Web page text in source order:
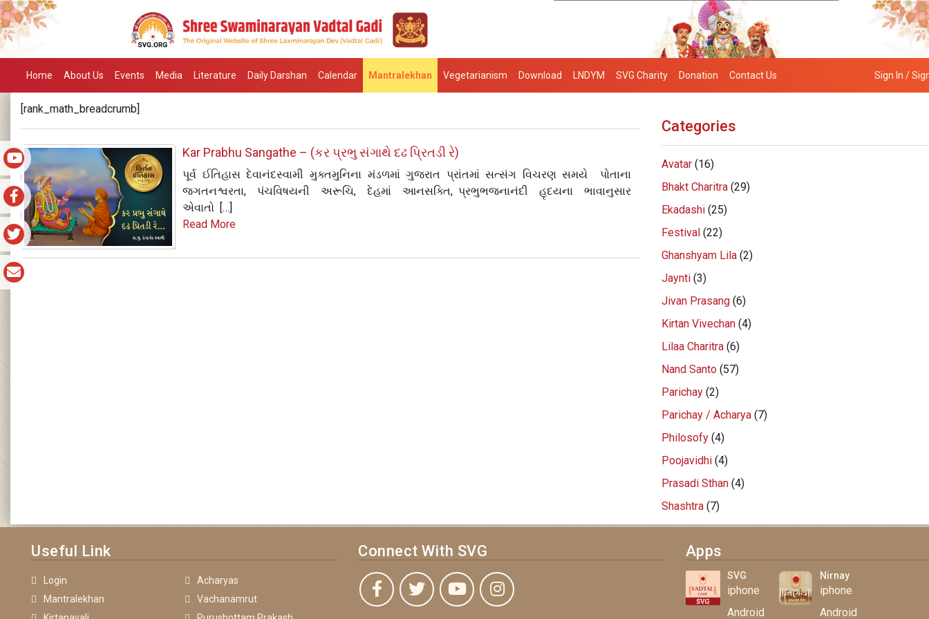
Home About Us Events Media Literature Daily Darshan Calendar Mantralekhan Vegetarianism Download LNDYM SVG Charity Donation Contact Us Sign In /
[rank_math_breadcrumb]
Kar Prabhu Sangathe – (કર પ્રભુ સંગાથે દઢ પ્રિતડી રે)
પૂર્વ ઈતિહાસ દેવાનંદસ્વામી મુક્તમુનિના મંડળમાં ગુજરાત પ્રાંતમાં સત્સંગ વિચરણ સમયે પોતાના
જગતનશ્વરતા, પંચવિષયની અરૂચિ, દેહમાં આનસક્તિ, પ્રભુભજનાનંદી હૃદયના ભાવાનુસાર
એવાતો […]
Read More
Categories
Avatar(16)
Bhakt Charitra(29)
Ekadashi(25)
Festival(22)
Ghanshyam Lila(2)
Jaynti(3)
Jivan Prasang(6)
Kirtan Vivechan(4)
Lilaa Charitra(6)
Nand Santo(57)
Parichay(2)
Parichay / Acharya(7)
Philosofy(4)
Poojavidhi(4)
Prasadi Sthan(4)
Shashtra(7)
Useful Link
Login
Acharyas
Mantralekhan
Vachanamrut
Connect With SVG Apps
SVG
iphone
Android
Nirnay
iphone
Android